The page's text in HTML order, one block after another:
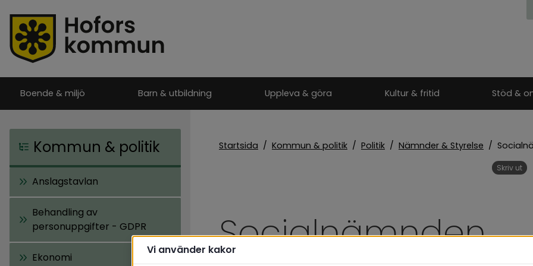
Boende & miljö Barn & utbildning Uppleva & göra Kultur & fritid Stöd &
Kommun & politik
Anslagstavlan
Behandling av
personuppgifter - GDPR
Ekonomi
Startsida / Kommun & politik / Politik / Nämnder & Styrelse /
Skriv ut
Socialnämnden
Vi använder kakor